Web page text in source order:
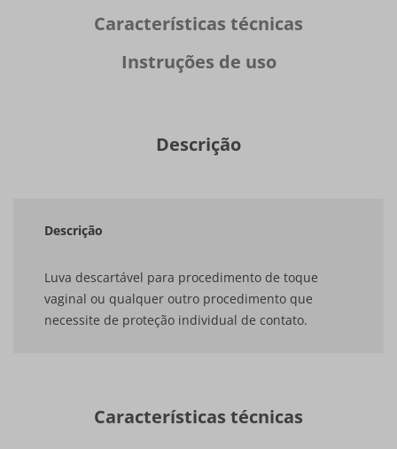
Características técnicas
Instruções de uso
Descrição
Descrição
Luva descartável para procedimento de toque
vaginal ou qualquer outro procedimento que
necessite de proteção individual de contato.
Características técnicas